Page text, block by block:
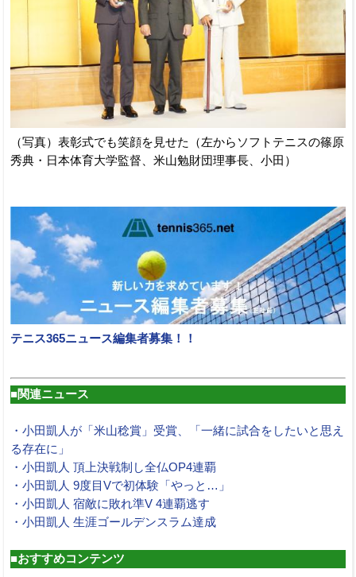
（写真）表彰式でも笑顔を見せた（左からソフトテニスの篠原
秀典・日本体育大学監督、米山勉財団理事長、小田）
テニス365ニュース編集者募集！！
■関連ニュース
・小田凱人が「米山稔賞」受賞、「一緒に試合をしたいと思え
る存在に」
・小田凱人 頂上決戦制し全仏OP4連覇
・小田凱人 9度目Vで初体験「やっと…」
・小田凱人 宿敵に敗れ準V 4連覇逃す
・小田凱人 生涯ゴールデンスラム達成
■おすすめコンテンツ